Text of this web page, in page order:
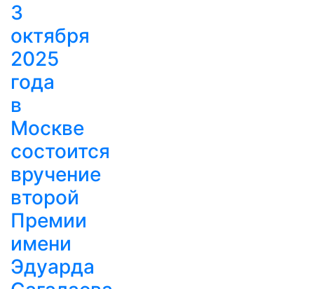
3
октября
2025
года
в
Москве
состоится
вручение
второй
Премии
имени
Эдуарда